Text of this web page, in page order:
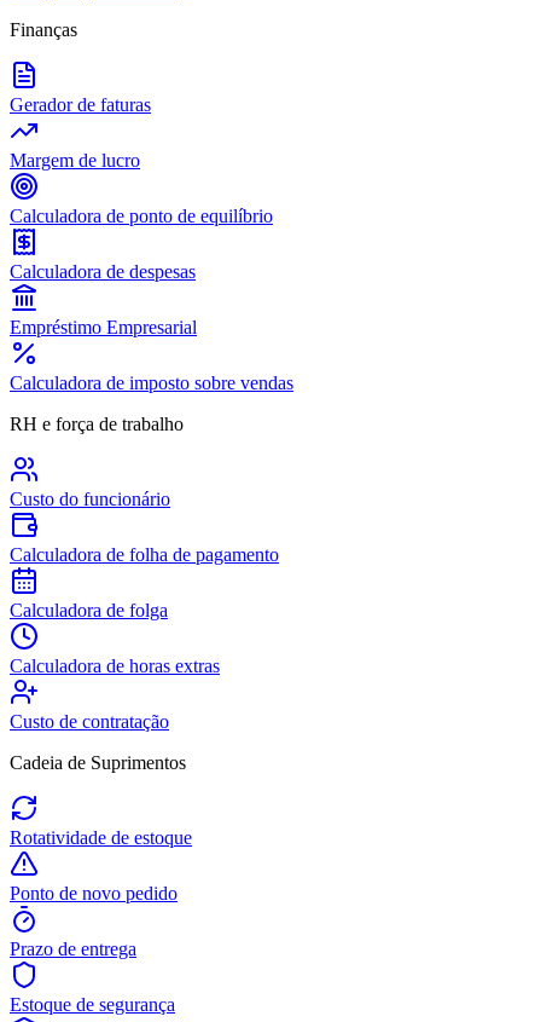
Finanças
Gerador de faturas
Margem de lucro
Calculadora de ponto de equilíbrio
Calculadora de despesas
Empréstimo Empresarial
Calculadora de imposto sobre vendas
RH e força de trabalho
Custo do funcionário
Calculadora de folha de pagamento
Calculadora de folga
Calculadora de horas extras
Custo de contratação
Cadeia de Suprimentos
Rotatividade de estoque
Ponto de novo pedido
Prazo de entrega
Estoque de segurança